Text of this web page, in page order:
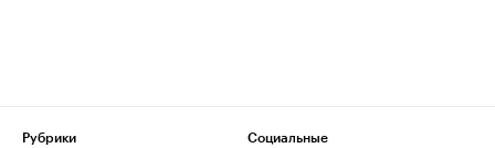
Рубрики
Социальные